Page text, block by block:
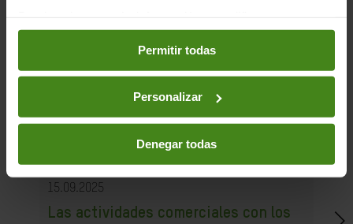
preferencias accediendo a nuestraPolítica de Cookieso
en los botones facilitados a continuación:
Permitir todas
Personalizar
Denegar todas
15.09.2025
Las actividades comerciales con los